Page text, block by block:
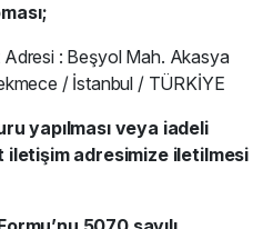
Adresi : Beşyol Mah. Akasya
/ İstanbul / TÜRKİYE
yapılması veya iadeli
adresimize iletilmesi